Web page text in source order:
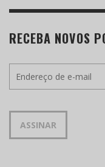
RECEBA NOVOS
de
ASSINAR